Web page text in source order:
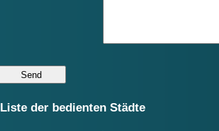
Liste der bedienten Städte